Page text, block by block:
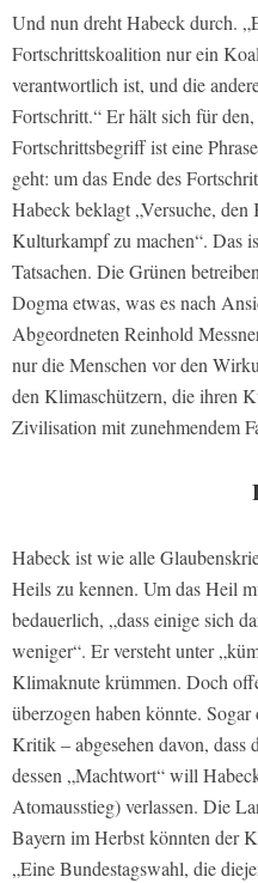
Und nun dreht Habeck durch.
Fortschrittskoalition nur ein
verantwortlich ist, und die
Fortschritt.“ Er hält sich für
Fortschrittsbegriff ist eine
geht: um das Ende des
Habeck beklagt „Versuche,
Kulturkampf zu machen“. Das
Tatsachen. Die Grünen
Dogma etwas, was es nach
Abgeordneten Reinhold
nur die Menschen vor den
den Klimaschützern, die ihren
Zivilisation mit zunehmendem
Habeck ist wie alle
Heils zu kennen. Um das Heil
bedauerlich, „dass einige sich
weniger“. Er versteht unter
Klimaknute krümmen. Doch
überzogen haben könnte.
Kritik – abgesehen davon,
dessen „Machtwort“ will
Atomausstieg) verlassen. Die
Bayern im Herbst könnten der
„Eine Bundestagswahl, die